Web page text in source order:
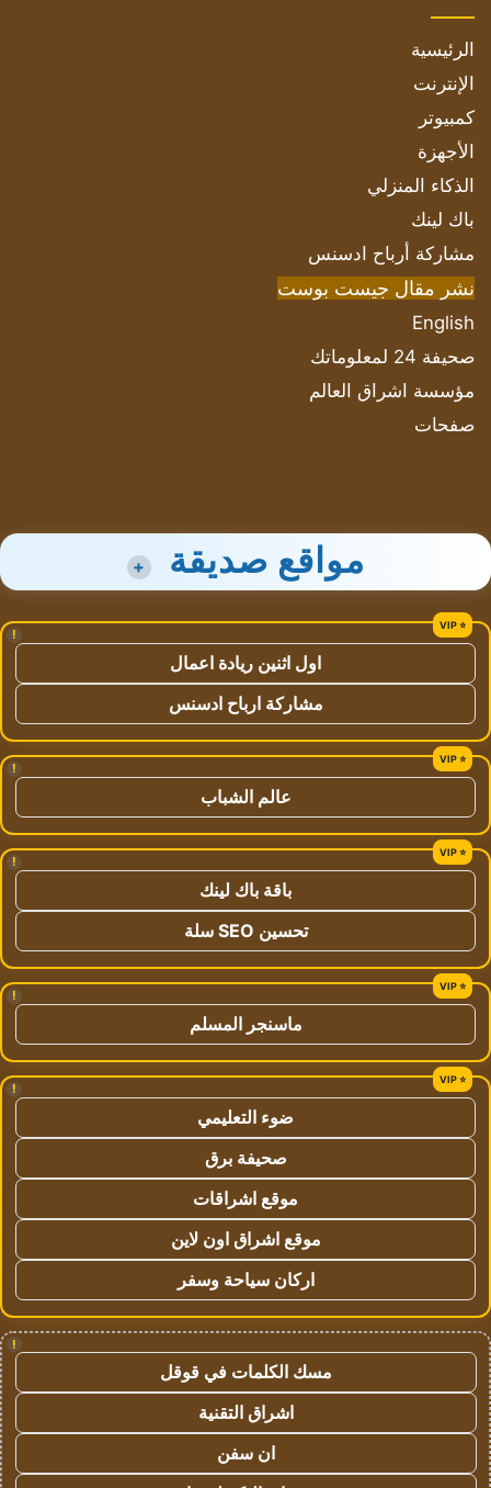
الرئيسية
الإنترنت
كمبيوتر
الأجهزة
الذكاء المنزلي
باك لينك
مشاركة أرباح ادسنس
نشر مقال جيست بوست
English
صحيفة 24 لمعلوماتك
مؤسسة اشراق العالم
صفحات
مواقع صديقة +
!
اول اثنين ريادة اعمال
مشاركة ارباح ادسنس
!
عالم الشباب
!
باقة باك لينك
تحسين SEO سلة
!
ماسنجر المسلم
!
ضوء التعليمي
صحيفة برق
موقع اشراقات
موقع اشراق اون لاين
اركان سياحة وسفر
!
مسك الكلمات في قوقل
اشراق التقنية
ان سفن